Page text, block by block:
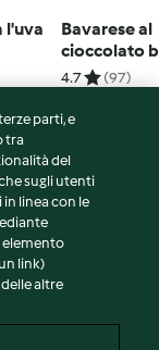
l'uva
Bavarese al
cioccolato
con coulis
4.7 (97)
parti, e
tra
del
sugli utenti
linea con le
elemento
link)
altre